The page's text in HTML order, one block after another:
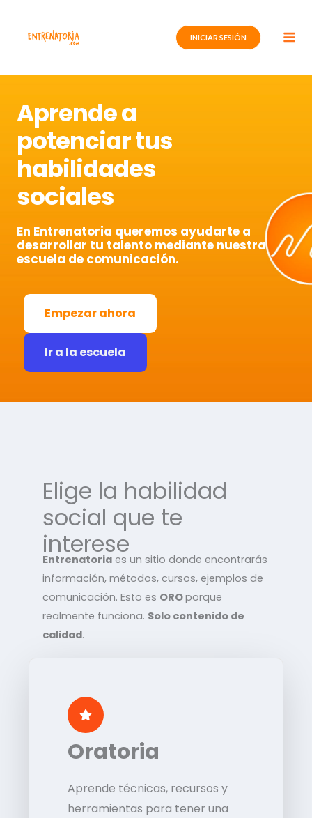
contenido
INICIAR SESIÓN
Aprende a
potenciar tus
habilidades
sociales
En Entrenatoria queremos ayudarte a
desarrollar tu talento mediante nuestra
escuela de comunicación.
Empezar ahora
Ir a la escuela
Elige la habilidad
social que te
interese
Entrenatoria es un sitio donde encontrarás
información, métodos, cursos, ejemplos de
comunicación. Esto es OROporque
realmente funciona. Solo contenido de
calidad.
Oratoria
Aprende técnicas, recursos y
herramientas para tener una